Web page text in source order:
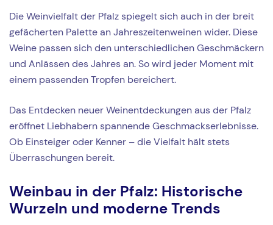
Die Weinvielfalt der Pfalz spiegelt sich auch in der breit
gefächerten Palette an Jahreszeitenweinen wider. Diese
Weine passen sich den unterschiedlichen Geschmäckern
und Anlässen des Jahres an. So wird jeder Moment mit
einem passenden Tropfen bereichert.
Das Entdecken neuer Weinentdeckungen aus der Pfalz
eröffnet Liebhabern spannende Geschmackserlebnisse.
Ob Einsteiger oder Kenner – die Vielfalt hält stets
Überraschungen bereit.
Weinbau in der Pfalz: Historische
Wurzeln und moderne Trends